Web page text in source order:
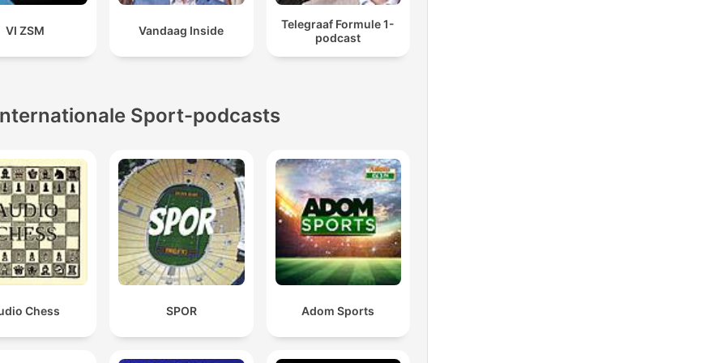
VI ZSM Vandaag Inside
Telegraaf Formule 1-
podcast
Sport-podcasts
Chess SPOR Adom Sports